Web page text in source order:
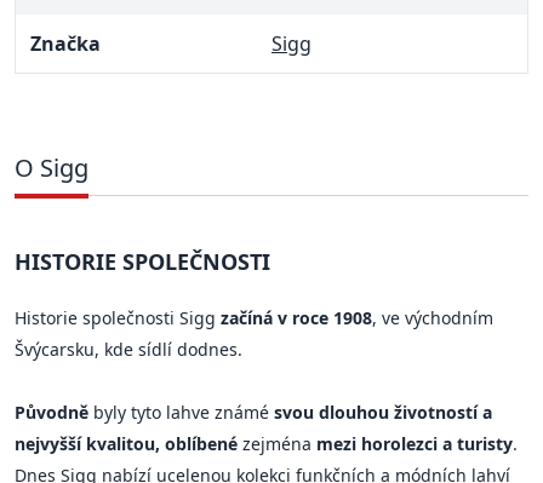
Značka Sigg
O Sigg
HISTORIE SPOLEČNOSTI
Historie společnosti Sigg začíná v roce 1908, ve východním
Švýcarsku, kde sídlí dodnes.
Původně byly tyto lahve známé svou dlouhou životností a
nejvyšší kvalitou, oblíbené zejména mezi horolezci a turisty.
Dnes Sigg nabízí ucelenou kolekci funkčních a módních lahví